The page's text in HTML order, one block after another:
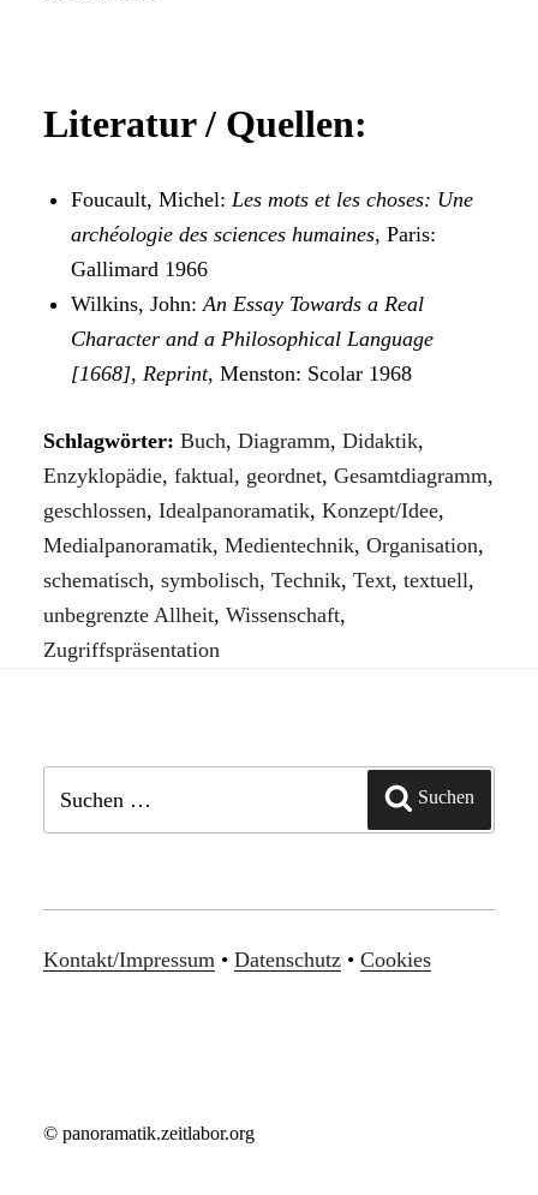
Literatur / Quellen:
Foucault, Michel: Les mots et les choses: Une
archéologie des sciences humaines, Paris:
Gallimard 1966
Wilkins, John:An Essay Towards a Real
Character and a Philosophical Language
[1668], Reprint, Menston: Scolar 1968
Schlagwörter: Buch, Diagramm, Didaktik,
Enzyklopädie, faktual, geordnet, Gesamtdiagramm,
geschlossen, Idealpanoramatik, Konzept/Idee,
Medialpanoramatik, Medientechnik, Organisation,
schematisch, symbolisch, Technik, Text, textuell,
unbegrenzte Allheit, Wissenschaft,
Zugriffspräsentation
Suchen
Kontakt/Impressum • Datenschutz • Cookies
© panoramatik.zeitlabor.org